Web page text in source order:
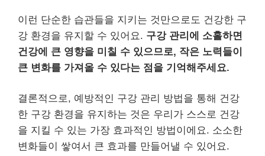
이런 단순한 습관들을 지키는 것만으로도 건강한 구
강 환경을 유지할 수 있어요. 구강 관리에 소홀하면
건강에 큰 영향을 미칠 수 있으므로, 작은 노력들이
큰 변화를 가져올 수 있다는 점을 기억해주세요.
결론적으로, 예방적인 구강 관리 방법을 통해 건강
한 구강 환경을 유지하는 것은 우리가 스스로 건강
을 지킬 수 있는 가장 효과적인 방법이에요. 소소한
변화들이 쌓여서 큰 효과를 만들어낼 수 있어요.